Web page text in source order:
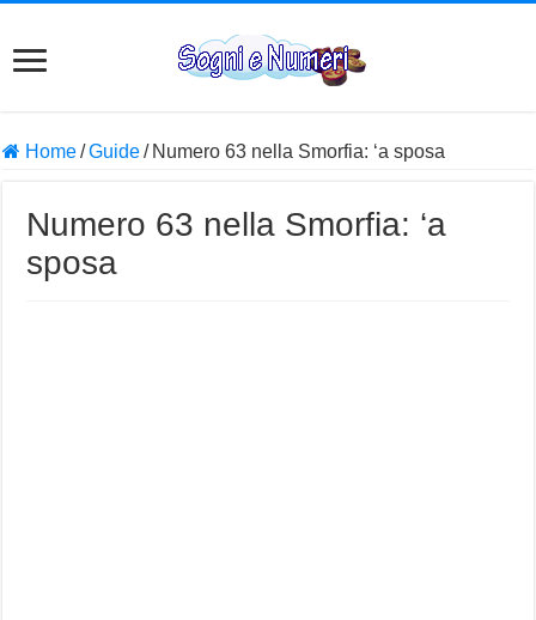
Home/Guide/ Numero 63 nella Smorfia: ‘a sposa
Numero 63 nella Smorfia: ‘a
sposa